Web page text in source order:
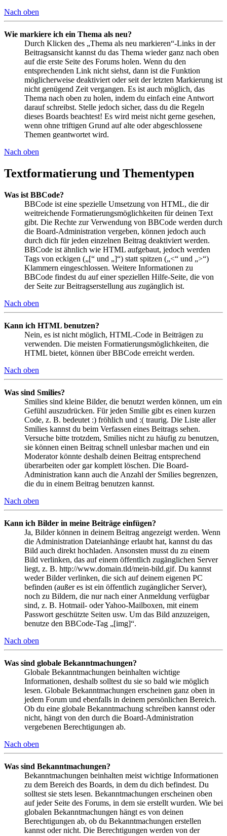
Nach oben
Wie markiere ich ein Thema als neu?
Durch Klicken des „Thema als neu markieren“-Links in der
Beitragsansicht kannst du das Thema wieder ganz nach oben
auf die erste Seite des Forums holen. Wenn du den
entsprechenden Link nicht siehst, dann ist die Funktion
möglicherweise deaktiviert oder seit der letzten Markierung ist
nicht genügend Zeit vergangen. Es ist auch möglich, das
Thema nach oben zu holen, indem du einfach eine Antwort
darauf schreibst. Stelle jedoch sicher, dass du die Regeln
dieses Boards beachtest! Es wird meist nicht gerne gesehen,
wenn ohne triftigen Grund auf alte oder abgeschlossene
Themen geantwortet wird.
Nach oben
Textformatierung und Thementypen
Was ist BBCode?
BBCode ist eine spezielle Umsetzung von HTML, die dir
weitreichende Formatierungsmöglichkeiten für deinen Text
gibt. Die Rechte zur Verwendung von BBCode werden durch
die Board-Administration vergeben, können jedoch auch
durch dich für jeden einzelnen Beitrag deaktiviert werden.
BBCode ist ähnlich wie HTML aufgebaut, jedoch werden
Tags von eckigen („[“ und „]“) statt spitzen („<“ und „>“)
Klammern eingeschlossen. Weitere Informationen zu
BBCode findest du auf einer speziellen Hilfe-Seite, die von
der Seite zur Beitragserstellung aus zugänglich ist.
Nach oben
Kann ich HTML benutzen?
Nein, es ist nicht möglich, HTML-Code in Beiträgen zu
verwenden. Die meisten Formatierungsmöglichkeiten, die
HTML bietet, können über BBCode erreicht werden.
Nach oben
Was sind Smilies?
Smilies sind kleine Bilder, die benutzt werden können, um ein
Gefühl auszudrücken. Für jeden Smilie gibt es einen kurzen
Code, z. B. bedeutet :) fröhlich und :( traurig. Die Liste aller
Smilies kannst du beim Verfassen eines Beitrags sehen.
Versuche bitte trotzdem, Smilies nicht zu häufig zu benutzen,
sie können einen Beitrag schnell unlesbar machen und ein
Moderator könnte deshalb deinen Beitrag entsprechend
überarbeiten oder gar komplett löschen. Die Board-
Administration kann auch die Anzahl der Smilies begrenzen,
die du in einem Beitrag benutzen kannst.
Nach oben
Kann ich Bilder in meine Beiträge einfügen?
Ja, Bilder können in deinem Beitrag angezeigt werden. Wenn
die Administration Dateianhänge erlaubt hat, kannst du das
Bild auch direkt hochladen. Ansonsten musst du zu einem
Bild verlinken, das auf einem öffentlich zugänglichen Server
liegt, z. B. http://www.domain.tld/mein-bild.gif. Du kannst
weder Bilder verlinken, die sich auf deinem eigenen PC
befinden (außer es ist ein öffentlich zugänglicher Server),
noch zu Bildern, die nur nach einer Anmeldung verfügbar
sind, z. B. Hotmail- oder Yahoo-Mailboxen, mit einem
Passwort geschützte Seiten usw. Um das Bild anzuzeigen,
benutze den BBCode-Tag „[img]“.
Nach oben
Was sind globale Bekanntmachungen?
Globale Bekanntmachungen beinhalten wichtige
Informationen, deshalb solltest du sie so bald wie möglich
lesen. Globale Bekanntmachungen erscheinen ganz oben in
jedem Forum und ebenfalls in deinem persönlichen Bereich.
Ob du eine globale Bekanntmachung schreiben kannst oder
nicht, hängt von den durch die Board-Administration
vergebenen Berechtigungen ab.
Nach oben
Was sind Bekanntmachungen?
Bekanntmachungen beinhalten meist wichtige Informationen
zu dem Bereich des Boards, in dem du dich befindest. Du
solltest sie stets lesen. Bekanntmachungen erscheinen oben
auf jeder Seite des Forums, in dem sie erstellt wurden. Wie bei
globalen Bekanntmachungen hängt es von deinen
Berechtigungen ab, ob du Bekanntmachungen erstellen
kannst oder nicht. Die Berechtigungen werden von der